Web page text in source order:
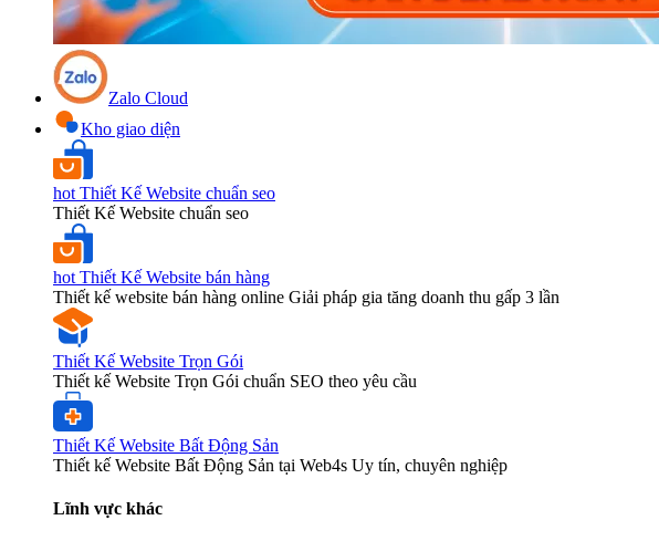
Zalo Cloud
Kho giao diện
hot Thiết Kế Website chuẩn seo
Thiết Kế Website chuẩn seo
hot Thiết Kế Website bán hàng
Thiết kế website bán hàng online Giải pháp gia tăng doanh thu gấp 3 lần
Thiết Kế Website Trọn Gói
Thiết kế Website Trọn Gói chuẩn SEO theo yêu cầu
Thiết Kế Website Bất Động Sản
Thiết kế Website Bất Động Sản tại Web4s Uy tín, chuyên nghiệp
Lĩnh vực khác